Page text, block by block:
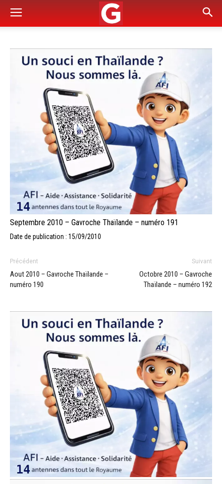
Septembre 2010 – Gavroche Thaïlande – numéro 191
Date de publication : 15/09/2010
Précédent
Aout 2010 – Gavroche Thaïlande –
numéro 190
Suivant
Octobre 2010 – Gavroche
Thaïlande – numéro 192